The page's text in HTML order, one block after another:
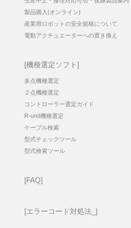
製品購入(オンライン)
産業用ロボットの安全規格について
電動アクチュエーターへの置き換え
機種選定ソフト
多点機種選定
２点機種選定
コントローラー選定ガイド
R-unit機種選定
ケーブル検索
型式チェックツール
型式検索ツール
FAQ
エラーコード対処法_